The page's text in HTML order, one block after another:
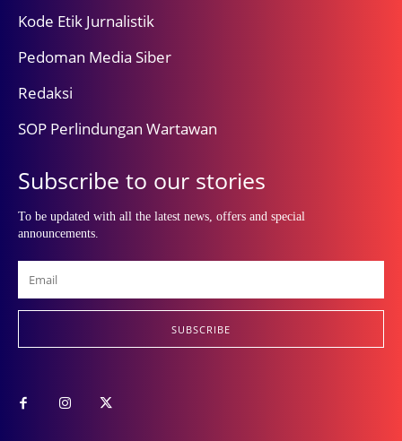
Kode Etik Jurnalistik
Pedoman Media Siber
Redaksi
SOP Perlindungan Wartawan
Subscribe to our stories
To be updated with all the latest news, offers and special
announcements.
SUBSCRIBE